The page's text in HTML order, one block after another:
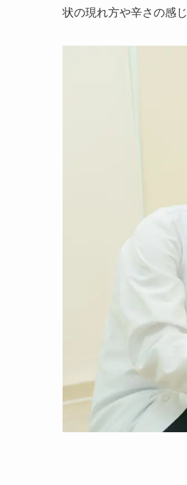
状の現れ方や辛さの感